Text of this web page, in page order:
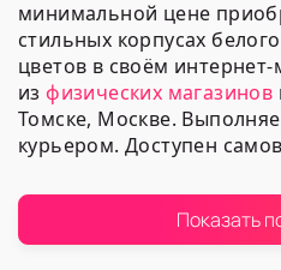
минимальной цене
стильных корпусах
цветов в своём
изфизических магазинов
Томске, Москве.
курьером. Доступен
Наш Показать